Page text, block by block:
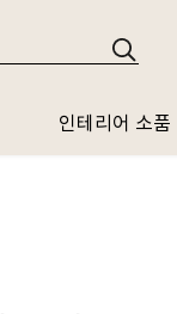
인테리어 소품